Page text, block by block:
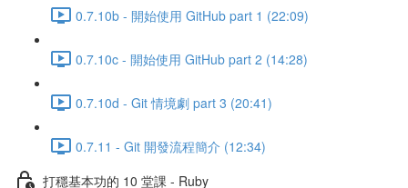
0.7.10b - 開始使用 GitHub part 1 (22:09)
0.7.10c - 開始使用 GitHub part 2 (14:28)
0.7.10d - Git 情境劇 part 3 (20:41)
0.7.11 - Git 開發流程簡介 (12:34)
打穩基本功的 10 堂課 - Ruby